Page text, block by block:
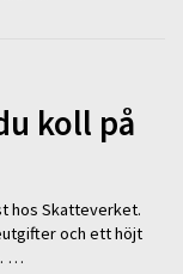
koll på
hos Skatteverket.
och ett höjt
…